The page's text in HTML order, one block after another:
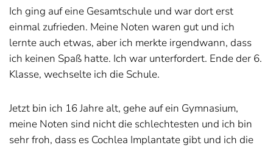
Ich ging auf eine Gesamtschule und war dort erst
einmal zufrieden. Meine Noten waren gut und ich
lernte auch etwas, aber ich merkte irgendwann, dass
ich keinen Spaß hatte. Ich war unterfordert. Ende der 6.
Klasse, wechselte ich die Schule.
Jetzt bin ich 16 Jahre alt, gehe auf ein Gymnasium,
meine Noten sind nicht die schlechtesten und ich bin
sehr froh, dass es Cochlea Implantate gibt und ich die